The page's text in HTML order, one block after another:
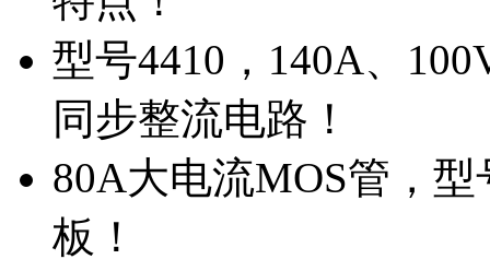
型号4410，140A、
同步整流电路！
80A大电流MOS管，
板！